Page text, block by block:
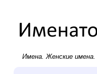
Имена.Женские имена.